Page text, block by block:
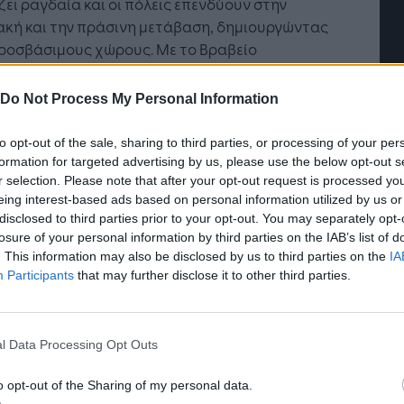
Do Not Process My Personal Information
opt-out of the sale, sharing to third parties, or processing of your
for targeted advertising by us, please use the below opt-out
selection. Please note that after your opt-out request is processed
interest-based ads based on personal information utilized by us
to third parties prior to your opt-out. You may separately
of your personal information by third parties on the IAB’s list of
This information may also be disclosed by us to third parties on the
Participants that may further disclose it to other third parties.
Data Processing Opt Outs
opt-out of the Sharing of my personal data.
και την πράσινη μετάβαση, δημιουργώντας
χώρους. Με το Βραβείο
Πόλης της ΕΕ, ανταμείβουμε και
τις προσπάθειες αυτές».
, που διοργανώνεται από την
Επιτροπή σε συνεργασία με το Ευρωπαϊκό
Ατόμων με Αναπηρία, απευθύνεταισε
της ΕΕ με πάνω από 50.000 κατοίκους.
πόλεις της 1ης,2ηςκαι3ηςθέσηςτου
Προσβάσιμης Πόλης 2024 θα λάβουν
.
οι νικήτριες πόλεις θα ανακοινωθούν στην
απονομής των βραβείων στο συνέδριο για την